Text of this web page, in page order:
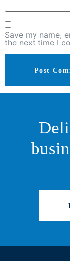
Save my name,
the next time I